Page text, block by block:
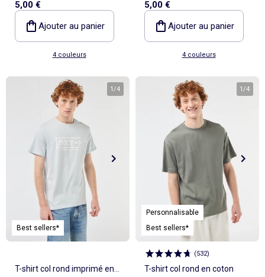
coton
5,00 €
Ajouter au panier
4 couleurs
coton
5,00 €
Ajouter au panier
4 couleurs
Best sellers*
1 /4
T-shirt col rond imprimé en
Personnalisable
Best sellers*
1 /4
(532)
T-shirt col rond en coton